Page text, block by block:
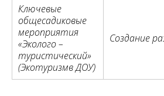
Ключевые
общесадиковые
мероприятия
«Эколого –
туристический»
(Экотуризмв ДОУ)
Создание